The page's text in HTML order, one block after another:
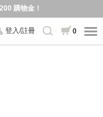
購物金！
登入/註冊 0